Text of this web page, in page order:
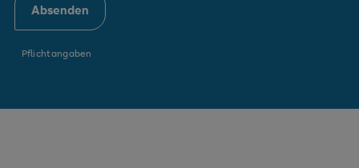
Pflichtangaben